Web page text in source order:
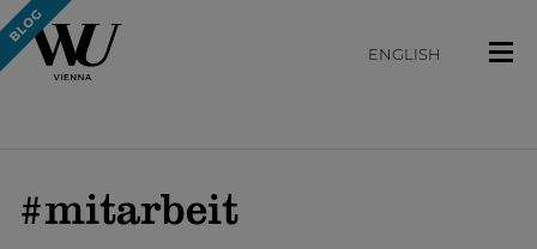
ENGLISH
#mitarbeit